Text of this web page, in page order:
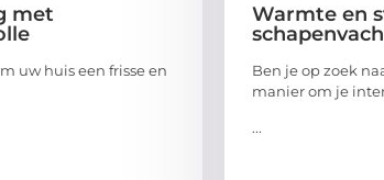
met
uw huis een frisse en
Warmte en
Ben je op zoek
manier om je
...